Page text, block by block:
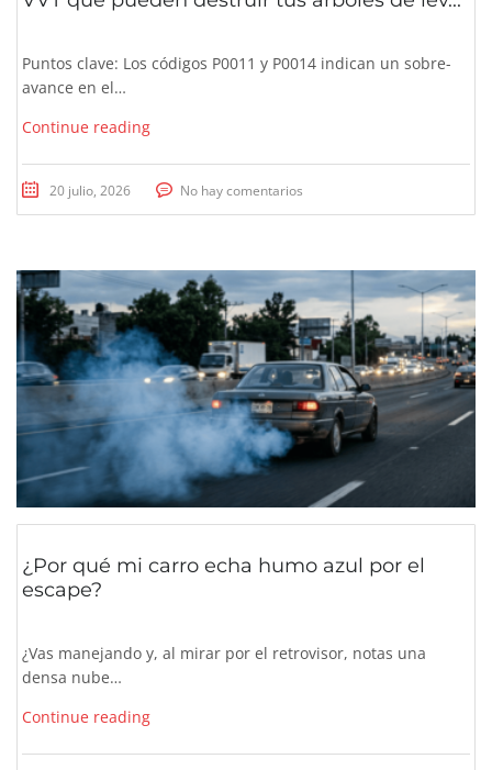
Puntos clave: Los códigos P0011 y P0014 indican un sobre-
avance en el…
Continue reading
20 julio, 2026 No hay comentarios
¿Por qué mi carro echa humo azul por el
escape?
¿Vas manejando y, al mirar por el retrovisor, notas una
densa nube…
Continue reading